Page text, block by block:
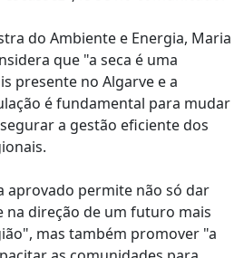
do Ambiente e Energia, Maria
que "a seca é uma
presente no Algarve e a
é fundamental para mudar
a gestão eficiente dos
aprovado permite não só dar
direção de um futuro mais
mas também promover "a